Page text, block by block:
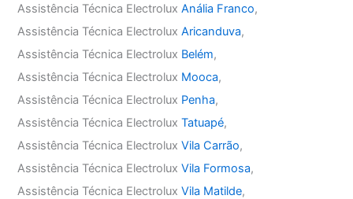
Assistência Técnica ElectroluxAnália Franco,
Assistência Técnica ElectroluxAricanduva,
Assistência Técnica Electrolux Belém,
Assistência Técnica Electrolux Mooca,
Assistência Técnica Electrolux Penha,
Assistência Técnica ElectroluxTatuapé,
Assistência Técnica ElectroluxVila Carrão,
Assistência Técnica ElectroluxVila Formosa,
Assistência Técnica ElectroluxVila Matilde,